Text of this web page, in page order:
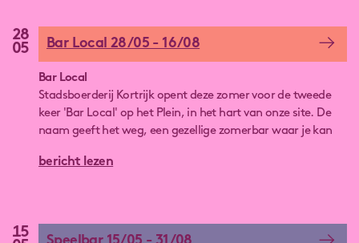
28
05
Bar Local 28/05 - 16/08
Bar Local
Stadsboerderij Kortrijk opent deze zomer voor de tweede
keer 'Bar Local' op het Plein, in het hart van onze site. De
naam geeft het weg, een gezellige zomerbar waar je kan
bericht lezen
15